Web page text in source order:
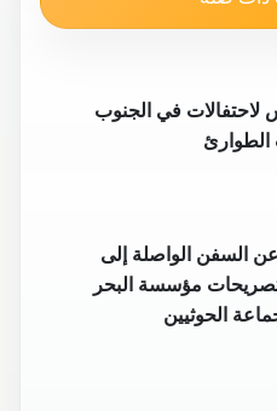
لاحتفالات في الجنوب
السفن الواصلة إلى
مؤسسة البحر
الحوثيين